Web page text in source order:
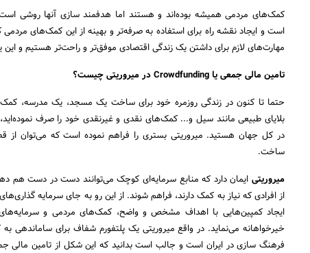
کمک‌های مردمی همیشه بوده‌اند و هستند اما هدفمند سازی آنها روشی است
است و ایجاد نقشه راه برای استفاده به صرفه‌تر و بهینه از این کمک‌های
مهارت‌های لازم برای داشتن یک زندگی اقتصادی موفق‌تر و راحت‌تر هستیم و این
تامین مالی جمعی یا Crowdfunding در میروریتی چیست؟
حتما تا کنون در زندگی روزمره خود برای ساخت یک مسجد، یک مدرسه، کمک
در کل جهان هستید. میروریتی بستری را فراهم نموده است که می‌توان از
ساخت.
میروریتی ایمان دارد که منابع سرمایه‌ای کوچک می‌توانند دست در دست هم
از افرادی که نیاز به کمک دارند، فراهم شوند. از این رو به جای سرمایه
ایجاد کمپین‌هایی با اهداف مشخص و واضح، کمک‌های مردمی و
خیرخواهانه می‌نماید. در واقع میروریتی یک پلتفورم شفاف برای ساماندهی
فرهنگ سازی در ایران است و جالب است بدانید که این شکل از تامین مالی